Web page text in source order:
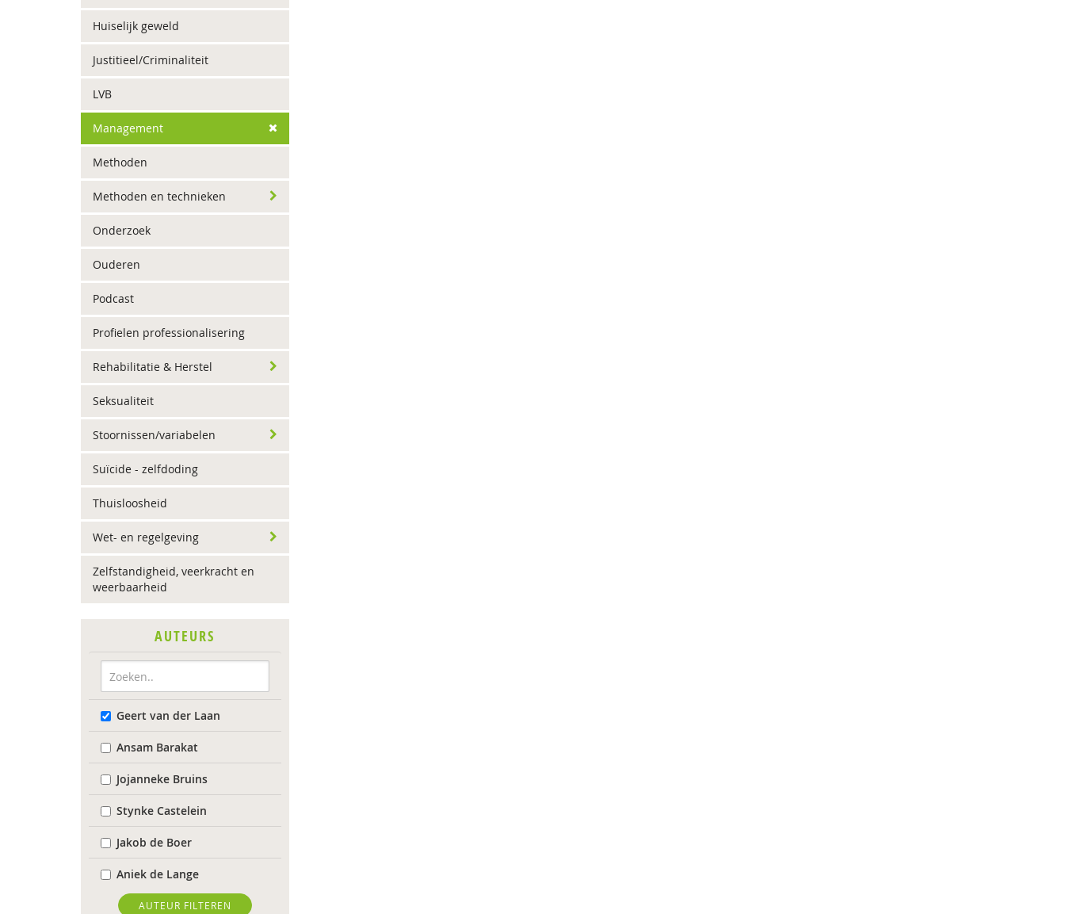
Huiselijk geweld
Justitieel/Criminaliteit
LVB
Management
Methoden
Methoden en technieken
Onderzoek
Ouderen
Podcast
Profielen professionalisering
Rehabilitatie & Herstel
Seksualiteit
Stoornissen/variabelen
Suïcide - zelfdoding
Thuisloosheid
Wet- en regelgeving
Zelfstandigheid, veerkracht en
weerbaarheid
AUTEURS
Geert van der Laan
Ansam Barakat
Jojanneke Bruins
Stynke Castelein
Jakob de Boer
Aniek de Lange
Lenneke Docter
AUTEUR FILTEREN